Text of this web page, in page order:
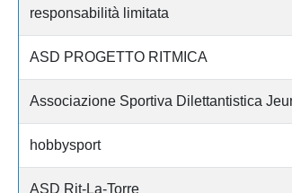
responsabilità limitata
ASD PROGETTO RITMICA
Associazione Sportiva Dilettantistica
hobbysport
ASD Rit-La-Torre